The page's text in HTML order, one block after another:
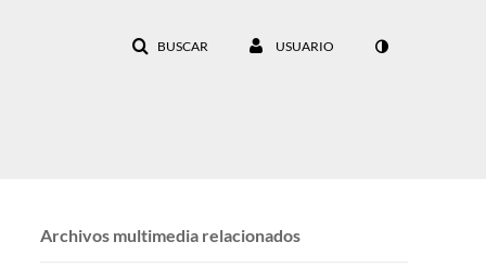
BUSCAR USUARIO
Archivos multimedia relacionados